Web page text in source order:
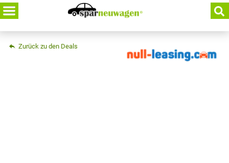
Skip
to
content
Zurück zu den Deals